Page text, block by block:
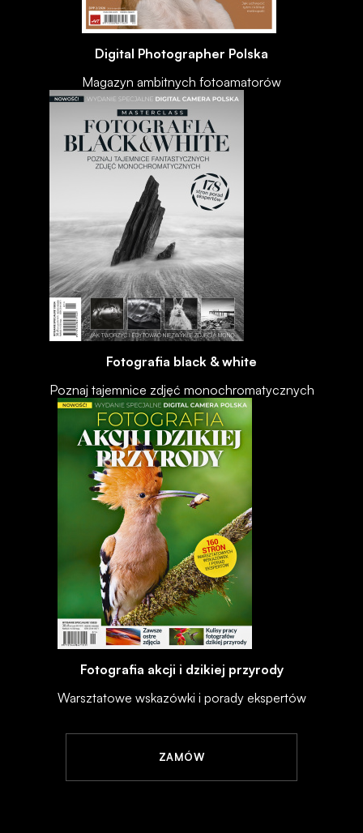
Digital Photographer Polska
Magazyn ambitnych fotoamatorów
Fotografia black & white
Poznaj tajemnice zdjęć monochromatycznych
Fotografia akcji i dzikiej przyrody
Warsztatowe wskazówki i porady ekspertów
ZAMÓW